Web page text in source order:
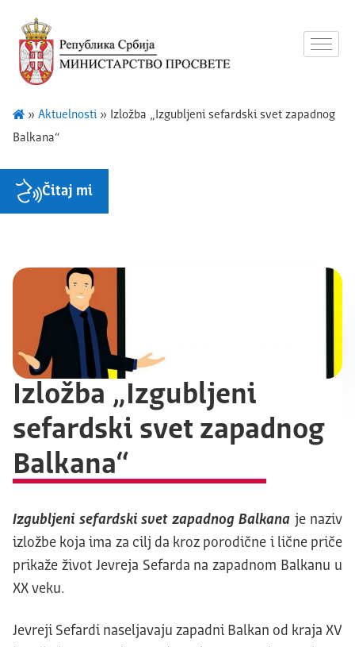
» Aktuelnosti» Izložba „Izgubljeni sefardski svet zapadnog
Balkana“
Čitaj mi
Izložba „Izgubljeni
sefardski svet zapadnog
Balkana“
Izgubljeni sefardski svet zapadnog Balkana je naziv
izložbe koja ima za cilj da kroz porodične i lične priče
prikaže život Jevreja Sefarda na zapadnom Balkanu u
XX veku.
Jevreji Sefardi naseljavaju zapadni Balkan od kraja XV